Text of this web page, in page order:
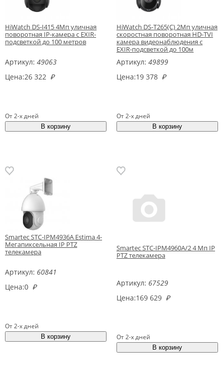
HiWatch DS-I415 4Мп уличная
поворотная IP-камера с EXIR-
подсветкой до 100 метров
Артикул: 49063
Цена:26 322 ₽
От 2-х дней
HiWatch DS-T265(C) 2Мп уличная
скоростная поворотная HD-TVI
камера видеонаблюдения с
EXIR-подсветкой до 100м
Артикул: 49899
Цена:19 378 ₽
От 2-х дней
Smartec STC-IPM4936A Estima 4-
Мегапиксельная IP PTZ
телекамера
Артикул: 60841
Цена:0 ₽
От 2-х дней
Smartec STC-IPM4960A/2 4 Мп IP
PTZ телекамера
Артикул: 67529
Цена:169 629 ₽
От 2-х дней